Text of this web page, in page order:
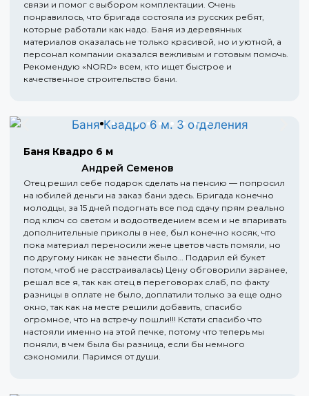
связи и помог с выбором комплектации. Очень
понравилось, что бригада состояла из русских ребят,
которые работали как надо. Баня из деревянных
материалов оказалась не только красивой, но и уютной, а
персонал компании оказался вежливым и готовым помочь.
Рекомендую «NORD» всем, кто ищет быстрое и
качественное строительство бани.
Баня Квадро 6 м
Андрей Семенов
Отец решил себе подарок сделать на пенсию — попросил
на юбилей деньги на заказ бани здесь. Бригада конечно
молодцы, за 15 дней подогнать все под сдачу прям реально
под ключ со светом и водоотведением всем и не впаривать
дополнительные приколы в нее, был конечно косяк, что
пока материал переносили жене цветов часть помяли, но
по другому никак не занести было… Подарил ей букет
потом, чтоб не расстраивалась) Цену обговорили заранее,
решал все я, так как отец в переговорах слаб, по факту
разницы в оплате не было, доплатили только за еще одно
окно, так как на месте решили добавить, спасибо
огромное, что на встречу пошли!!! Кстати спасибо что
настояли именно на этой печке, потому что теперь мы
поняли, в чем была бы разница, если бы немного
сэкономили. Паримся от души.